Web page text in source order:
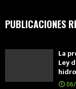
PUBLICACIONES
La
Ley